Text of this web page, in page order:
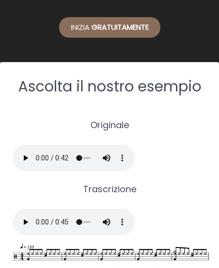
INIZIAGRATUITAMENTE
Ascolta il nostro esempio
Originale
Trascrizione